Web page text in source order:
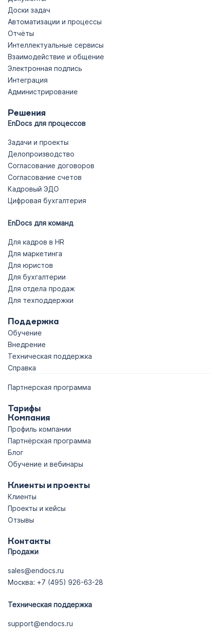
Доски задач
Автоматизации и процессы
Отчёты
Интеллектуальные сервисы
Взаимодействие и общение
Электронная подпись
Интеграция
Администрирование
Решения
EnDocs для процессов
Задачи и проекты
Делопроизводство
Согласование договоров
Согласование счетов
Кадровый ЭДО
Цифровая бухгалтерия
EnDocs для команд
Для кадров в HR
Для маркетинга
Для юристов
Для бухгалтерии
Для отдела продаж
Для техподдержки
Поддержка
Обучение
Внедрение
Техническая поддержка
Справка
Партнерская программа
Тарифы
Компания
Профиль компании
Партнёрская программа
Блог
Обучение и вебинары
Клиенты и проекты
Клиенты
Проекты и кейсы
Отзывы
Контакты
Продажи
sales@endocs.ru
Москва: +7 (495) 926-63-28
Техническая поддержка
support@endocs.ru